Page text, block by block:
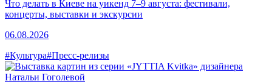
Что делать в Киеве на уикенд 7–9 августа: фестивали,
концерты, выставки и экскурсии
06.08.2026
#Культура#Пресс-релизы